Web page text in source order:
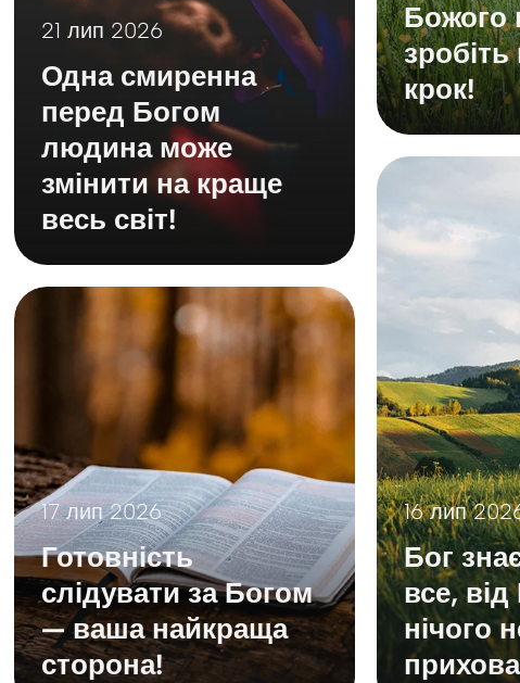
21 лип 2026
Одна смиренна
перед Богом
людина може
змінити на краще
весь світ!
Божого
крок!
17 лип 2026
Готовність
слідувати за Богом
— ваша найкраща
сторона!
16 лип
Бог
все,
нічого